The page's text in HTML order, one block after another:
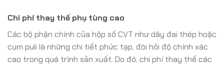
Chi phí thay thế phụ tùng cao
Các bộ phận chính của hộp số CVT như dây đai thép hoặc
cụm puli là những chi tiết phức tạp, đòi hỏi độ chính xác
cao trong quá trình sản xuất. Do đó, chi phí thay thế các